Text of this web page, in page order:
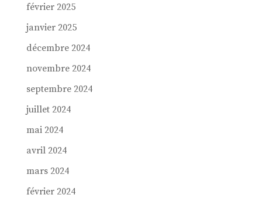
février 2025
janvier 2025
décembre 2024
novembre 2024
septembre 2024
juillet 2024
mai 2024
avril 2024
mars 2024
février 2024